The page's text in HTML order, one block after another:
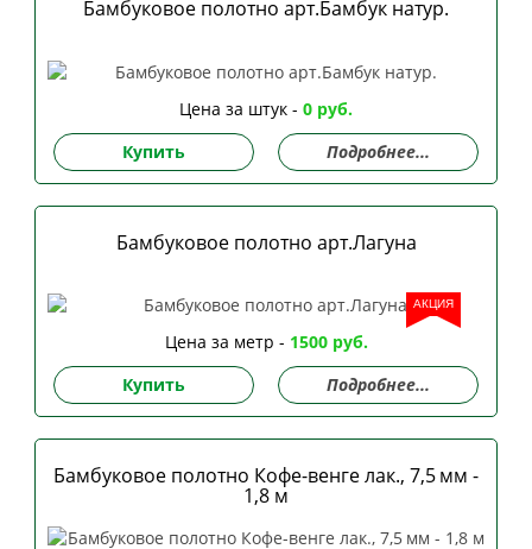
Бамбуковое полотно арт.Бамбук натур.
Цена за штук - 0 руб.
Купить
Подробнее...
Бамбуковое полотно арт.Лагуна
АКЦИЯ
Цена за метр - 1500 руб.
Купить
Подробнее...
Бамбуковое полотно Кофе-венге лак., 7,5 мм -
1,8 м